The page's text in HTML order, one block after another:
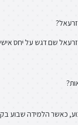
שם דגש על יחס אישי
כאשר הלמידה שבוע